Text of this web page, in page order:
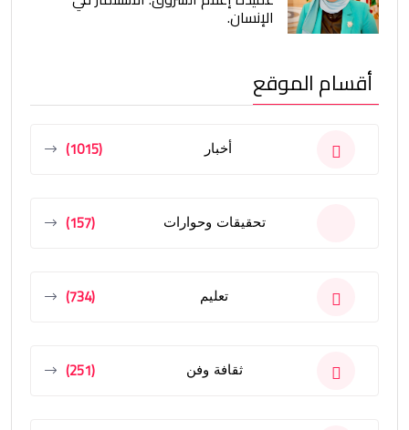
الإنسان.
أقسام الموقع
أخبار (1015)
تحقيقات وحوارات (157)
تعليم (734)
ثقافة وفن (251)